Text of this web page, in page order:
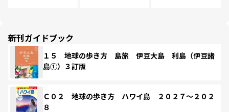
新刊ガイドブック
１５ 地球の歩き方 島旅 伊豆大島 利島（伊豆諸
島①）３訂版
Ｃ０２ 地球の歩き方 ハワイ島 ２０２７～２０２
８